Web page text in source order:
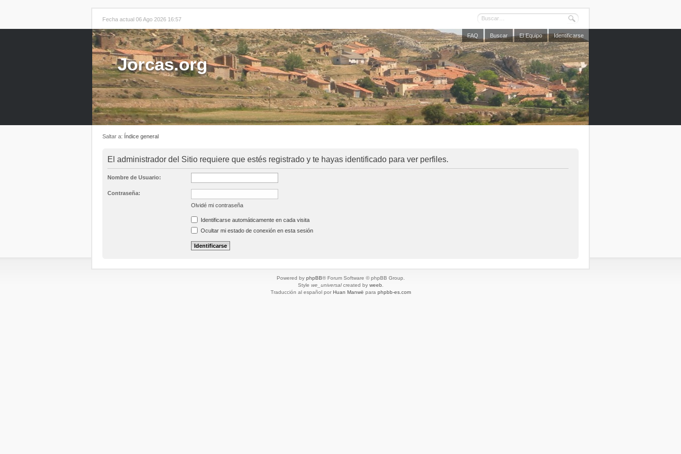
Fecha actual 06 Ago 2026 16:57
FAQ Buscar El Equipo Identificarse
Jorcas.org
Saltar a: Índice general
El administrador del Sitio requiere que estés registrado y te hayas identificado para ver perfiles.
Nombre de Usuario:
Contraseña:
Olvidé mi contraseña
Identificarse automáticamente en cada visita
Ocultar mi estado de conexión en esta sesión
Powered by phpBB® Forum Software © phpBB Group.
Style we_universalcreated by weeb
Traducción al español por Huan Manwë para phpbb-es.com